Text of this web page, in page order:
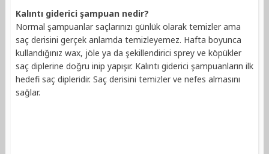
Kalıntı giderici şampuan nedir?
Normal şampuanlar saçlarınızı günlük olarak temizler ama
saç derisini gerçek anlamda temizleyemez. Hafta boyunca
kullandığınız wax, jöle ya da şekillendirici sprey ve köpükler
saç diplerine doğru inip yapışır. Kalıntı giderici şampuanların ilk
hedefi saç dipleridir. Saç derisini temizler ve nefes almasını
sağlar.